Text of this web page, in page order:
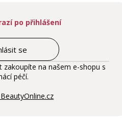
po přihlášení
se
na našem e-shopu s
péčí.